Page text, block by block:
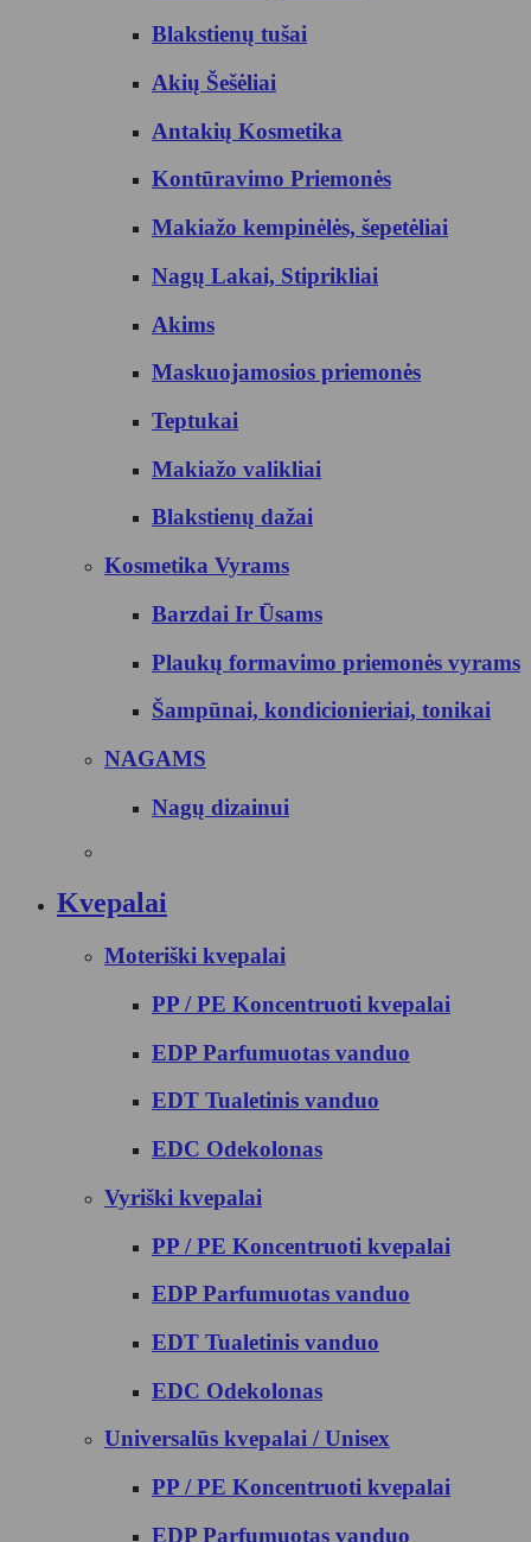
Blakstienų tušai
Akių Šešėliai
Antakių Kosmetika
Kontūravimo Priemonės
Makiažo kempinėlės, šepetėliai
Nagų Lakai, Stiprikliai
Akims
Maskuojamosios priemonės
Teptukai
Makiažo valikliai
Blakstienų dažai
Kosmetika Vyrams
Barzdai Ir Ūsams
Plaukų formavimo priemonės vyrams
Šampūnai, kondicionieriai, tonikai
NAGAMS
Nagų dizainui
Kvepalai
Moteriški kvepalai
PP / PE Koncentruoti kvepalai
EDP Parfumuotas vanduo
EDT Tualetinis vanduo
EDC Odekolonas
Vyriški kvepalai
PP / PE Koncentruoti kvepalai
EDP Parfumuotas vanduo
EDT Tualetinis vanduo
EDC Odekolonas
Universalūs kvepalai / Unisex
PP / PE Koncentruoti kvepalai
EDP Parfumuotas vanduo